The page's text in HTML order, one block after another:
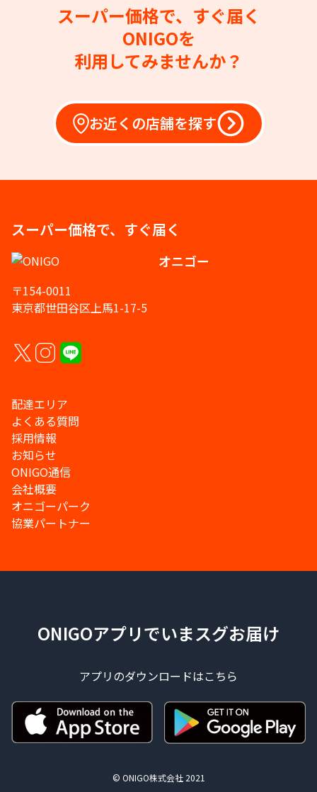
スーパー価格で、すぐ届く
ONIGOを
利用してみませんか？
お近くの店舗を探す
スーパー価格で、すぐ届く
オニゴー
〒154-0011
東京都世田谷区上馬1-17-5
配達エリア
よくある質問
採用情報
お知らせ
ONIGO通信
会社概要
オニゴーパーク
協業パートナー
ONIGOアプリでいまスグお届け
アプリのダウンロードはこちら
© ONIGO株式会社 2021